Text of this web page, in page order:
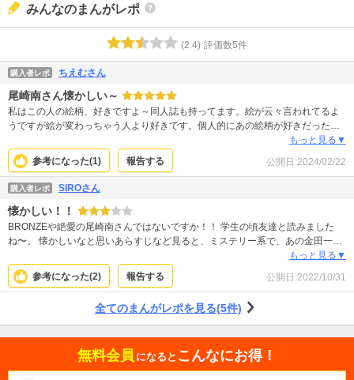
みんなのまんがレポ
(2.4) 評価数5件
購入者レポ ちえむさん
尾崎南さん懐かしい～
私はこの人の絵柄、好きですよ～同人誌も持ってます。絵が云々言われてるよ
うですが絵が変わっちゃう人より好きです。個人的にあの絵柄が好きだったの
に・・・となる作家さんが多いので。原作は金田一少年の事件簿の人なんです
ね。まだ一巻の途中までしか読んでないですが続きが楽しみです！
もっと見る▼
参考になった(1) 報告する 公開日:2024/02/22
購入者レポ SIROさん
懐かしい！！
BRONZEや絶愛の尾崎南さんではないですか！！ 学生の頃友達と読みました
ね〜。 懐かしいなと思いあらすじなど見ると、ミステリー系で、あの金田一少
年の事件簿の作者さまが原作とは！？ 驚き１巻購入してみました。 こちら今か
ら１０年ほど前に描かれた作品のようですね。尾崎南さんはもともと、ミステ
リーではないものの、謎を含むような作風で、沼にはまっていくような青年た
で折れずに逞しく生きる×煌めくものを見つけそのために生きる。抽象的ですが
そんな繋がりを書き上げる作家さんですよね。 bronze、絶愛も長い長いスパン
でしたからね。 この作品もまだ１巻はまだまだ序章ですね。ひとつの事件は終
わりますが、解決はしてないです。 ゲンジの過去に何があったのか気にな
る！！
もっと見る▼
参考になった(2) 報告する 公開日:2022/10/31
全てのまんがレポを見る(5件)
無料会員 になると こんなにお得！